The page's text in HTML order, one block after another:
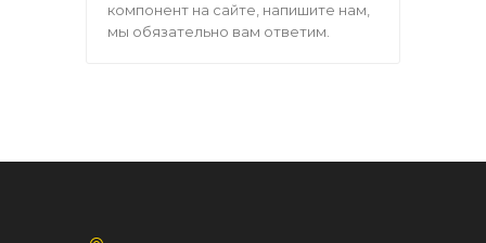
компонент на сайте, напишите нам,
мы обязательно вам ответим.